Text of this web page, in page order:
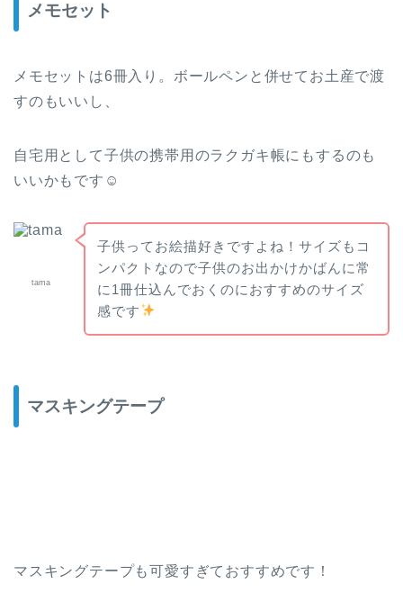
メモセット
メモセットは6冊入り。ボールペンと併せてお土産で渡
すのもいいし、
自宅用として子供の携帯用のラクガキ帳にもするのも
いいかもです☺
tama
子供ってお絵描好きですよね！サイズもコ
ンパクトなので子供のお出かけかばんに常
に1冊仕込んでおくのにおすすめのサイズ
感です
マスキングテープ
マスキングテープも可愛すぎておすすめです！